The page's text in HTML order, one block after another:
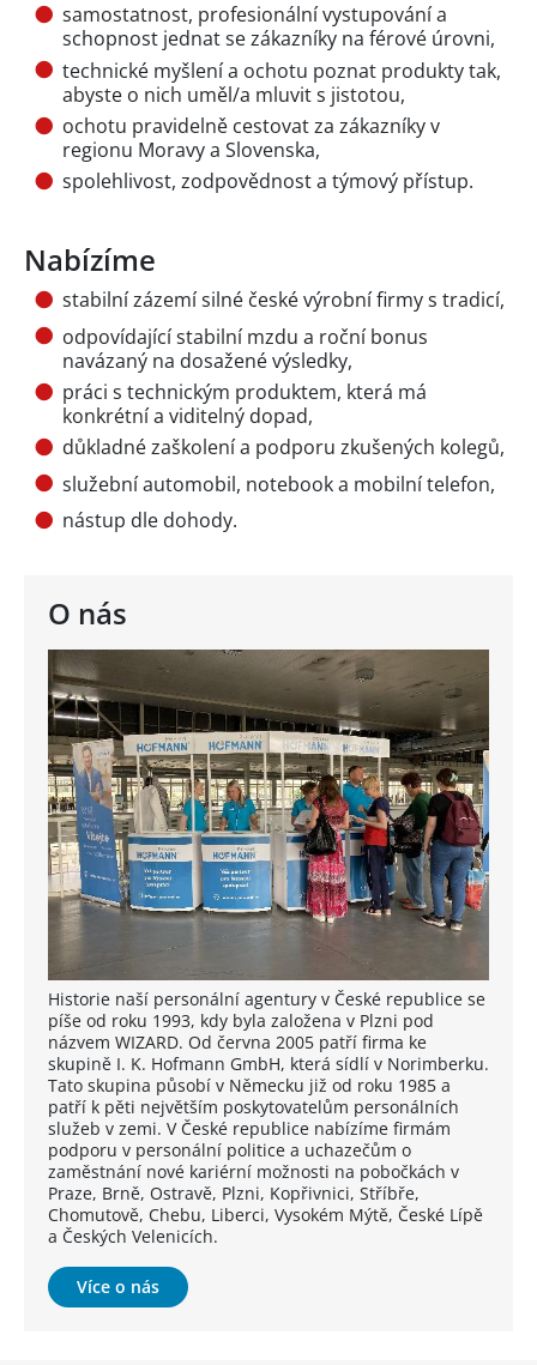
O nás
Historie naší personální agentury v České republice se
píše od roku 1993, kdy byla založena v Plzni pod
názvem WIZARD. Od června 2005 patří firma ke
skupině I. K. Hofmann GmbH, která sídlí v Norimberku.
Tato skupina působí v Německu již od roku 1985 a
patří k pěti největším poskytovatelům personálních
služeb v zemi. V České republice nabízíme firmám
podporu v personální politice a uchazečům o
zaměstnání nové kariérní možnosti na pobočkách v
Praze, Brně, Ostravě, Plzni, Kopřivnici, Stříbře,
Chomutově, Chebu, Liberci, Vysokém Mýtě, České Lípě
a Českých Velenicích.
Více o nás
samostatnost, profesionální vystupování a
schopnost jednat se zákazníky na férové úrovni,
technické myšlení a ochotu poznat produkty tak,
abyste o nich uměl/a mluvit s jistotou,
ochotu pravidelně cestovat za zákazníky v
regionu Moravy a Slovenska,
spolehlivost, zodpovědnost a týmový přístup.
Nabízíme
stabilní zázemí silné české výrobní firmy s tradicí,
odpovídající stabilní mzdu a roční bonus
navázaný na dosažené výsledky,
práci s technickým produktem, která má
konkrétní a viditelný dopad,
důkladné zaškolení a podporu zkušených kolegů,
služební automobil, notebook a mobilní telefon,
nástup dle dohody.